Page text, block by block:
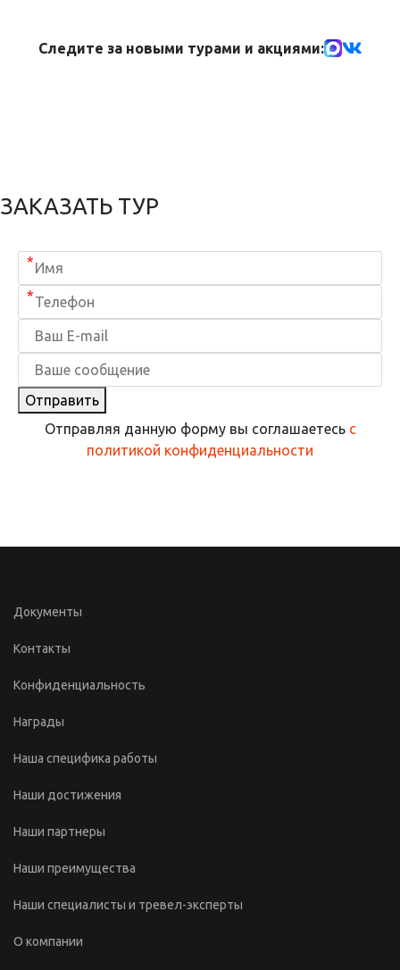
Следите за новыми турами и акциями:
ЗАКАЗАТЬ ТУР
*
*
Отправить
Отправляя данную форму вы соглашаетесь с
политикой конфиденциальности
Документы
Контакты
Конфиденциальность
Награды
Наша специфика работы
Наши достижения
Наши партнеры
Наши преимущества
Наши специалисты и тревел-эксперты
О компании